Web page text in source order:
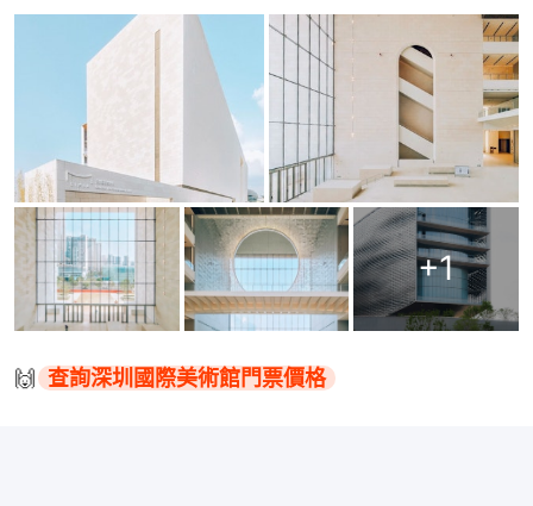
+1
🙌 查詢深圳國際美術館門票價格